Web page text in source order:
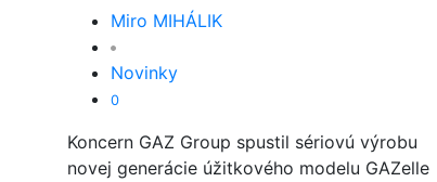
Miro MIHÁLIK
Novinky
0
Koncern GAZ Group spustil sériovú výrobu
novej generácie úžitkového modelu GAZelle